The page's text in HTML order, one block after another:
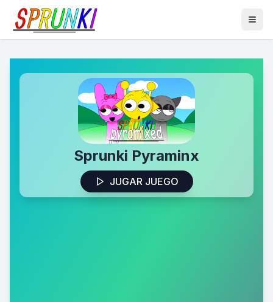
Sprunki Pyraminx
JUGAR JUEGO